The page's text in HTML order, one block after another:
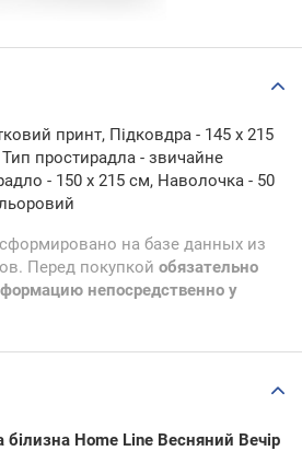
принт, Підковдра - 145 x 215
простирадла - звичайне
- 150 x 215 см, Наволочка - 50
на базе данных из
Перед покупкой обязательно
непосредственно у
білизна Home Line Весняний Вечір